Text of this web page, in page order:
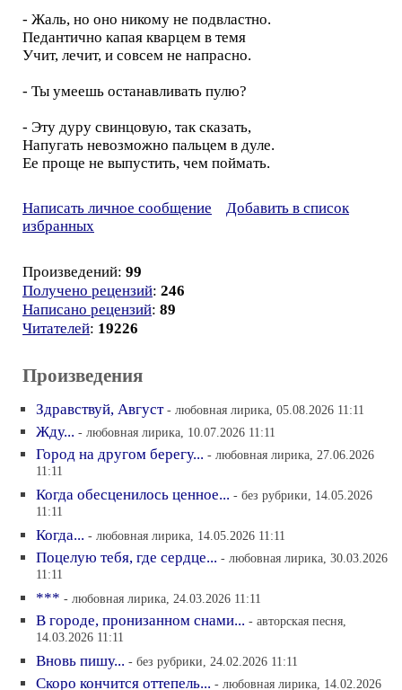
- Жаль, но оно никому не подвластно.
Педантично капая кварцем в темя
Учит, лечит, и совсем не напрасно.
- Ты умеешь останавливать пулю?
- Эту дуру свинцовую, так сказать,
Напугать невозможно пальцем в дуле.
Ее проще не выпустить, чем поймать.
Написать личное сообщение
Добавить в список
избранных
Произведений: 99
Получено рецензий: 246
Написано рецензий: 89
Читателей: 19226
Произведения
Здравствуй, Август - любовная лирика, 05.08.2026 11:11
Жду... - любовная лирика, 10.07.2026 11:11
Город на другом берегу... - любовная лирика, 27.06.2026
11:11
Когда обесценилось ценное... - без рубрики, 14.05.2026
11:11
Когда... - любовная лирика, 14.05.2026 11:11
Поцелую тебя, где сердце... - любовная лирика, 30.03.2026
11:11
*** - любовная лирика, 24.03.2026 11:11
В городе, пронизанном снами... - авторская песня,
14.03.2026 11:11
Вновь пишу... - без рубрики, 24.02.2026 11:11
Скоро кончится оттепель... - любовная лирика, 14.02.2026